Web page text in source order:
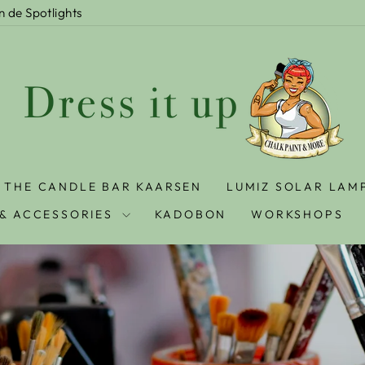
de Spotlights
THE CANDLE BAR KAARSEN LUMIZ SOLAR
ACCESSORIES
KADOBON WORKSHOPS